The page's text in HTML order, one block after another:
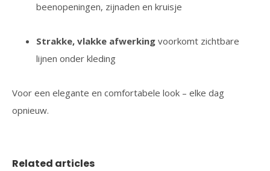
beenopeningen, zijnaden en kruisje
Strakke, vlakke afwerking voorkomt zichtbare
lijnen onder kleding
Voor een elegante en comfortabele look – elke dag
opnieuw.
Related articles